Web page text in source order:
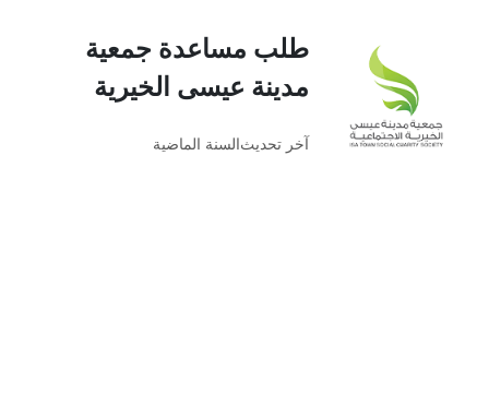
طلب مساعدة جمعية
مدينة عيسى الخيرية
آخر تحديث السنة الماضية